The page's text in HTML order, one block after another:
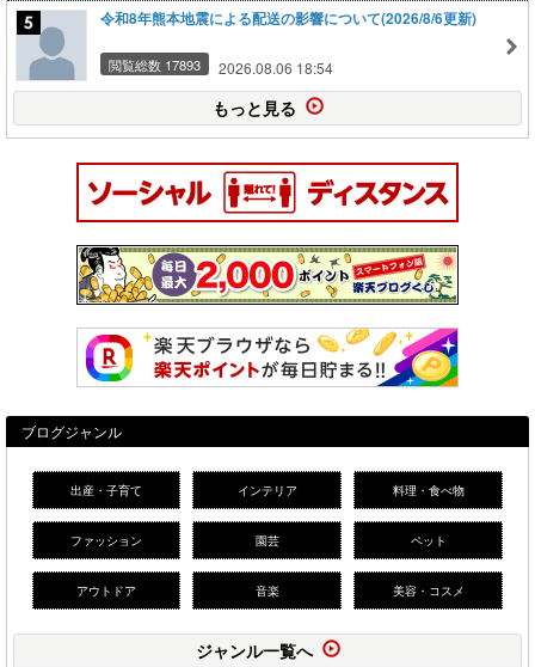
令和8年熊本地震による配送の影響について(2026/8/6更新)
閲覧総数 17893 2026.08.06 18:54
もっと見る
ブログジャンル
出産・子育て インテリア 料理・食べ物
ファッション 園芸 ペット
アウトドア 音楽 美容・コスメ
ジャンル一覧へ